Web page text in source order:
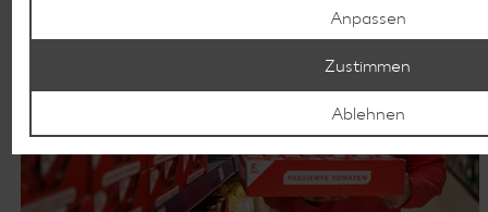
die besten Voraussetzungen für einen Berufseinstieg bei
Kaufland.
Anpassen
Ablehnen
Zustimmen